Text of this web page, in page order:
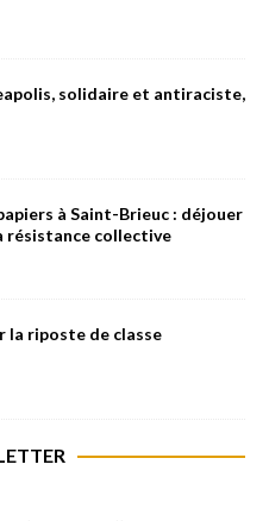
solidaire et antiraciste,
à Saint-Brieuc : déjouer
résistance collective
la riposte de classe